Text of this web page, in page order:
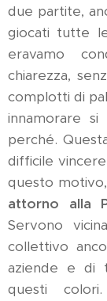
due partite,
giocati tutte
eravamo
chiarezza,
complotti di
innamorare
perché.
difficile
questo
attorno alla
Servono
collettivo
aziende e di
questi